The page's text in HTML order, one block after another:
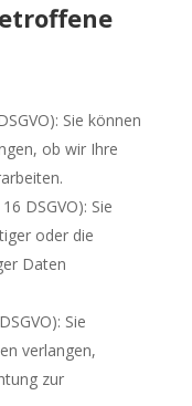
Sie können
ob wir Ihre
DSGVO): Sie
oder die
Daten
Sie
verlangen,
zur